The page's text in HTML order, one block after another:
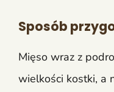
Sposób
Mięso wraz z
wielkości kostki, a